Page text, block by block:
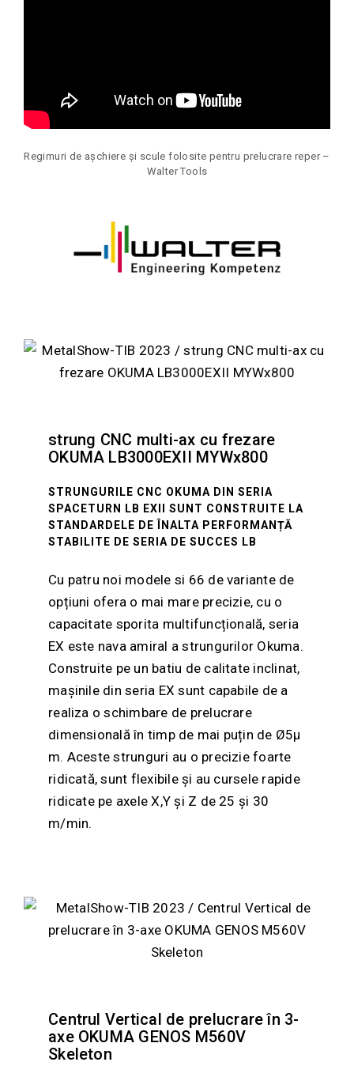
Regimuri de așchiere și scule folosite pentru prelucrare reper –
Walter Tools
strung CNC multi-ax cu frezare
OKUMA LB3000EXII MYWx800
STRUNGURILE CNC OKUMA DIN SERIA
SPACETURN LB EXII SUNT CONSTRUITE LA
STANDARDELE DE ÎNALTA PERFORMANȚĂ
STABILITE DE SERIA DE SUCCES LB
Cu patru noi modele si 66 de variante de
opțiuni ofera o mai mare precizie, cu o
capacitate sporita multifuncțională, seria
EX este nava amiral a strungurilor Okuma.
Construite pe un batiu de calitate inclinat,
mașinile din seria EX sunt capabile de a
realiza o schimbare de prelucrare
dimensională în timp de mai puțin de Ø5μ
m. Aceste strunguri au o precizie foarte
ridicată, sunt flexibile și au cursele rapide
ridicate pe axele X,Y și Z de 25 și 30
m/min.
Centrul Vertical de prelucrare în 3-
axe OKUMA GENOS M560V
Skeleton